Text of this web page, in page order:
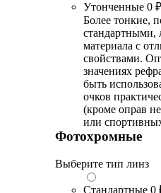
Утонченные 0 ₽
Более тонкие,
стандартными,
материала с
свойствами.
значениях
быть
очков
(кроме оправ
или
Фотохромные
Выберите тип линз
Стандартные 0